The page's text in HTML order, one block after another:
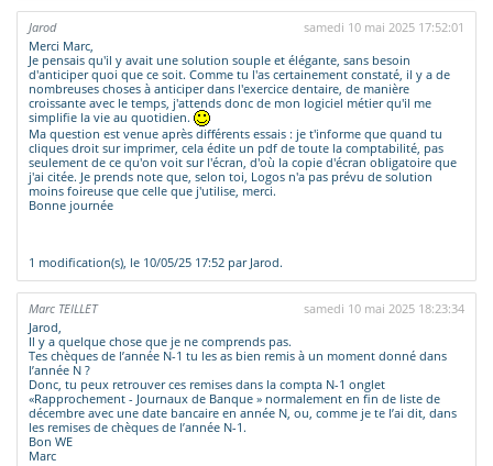
Jarod
samedi 10 mai 2025 17:52:01
Merci Marc,
Je pensais qu'il y avait une solution souple et élégante, sans besoin
d'anticiper quoi que ce soit. Comme tu l'as certainement constaté, il y a de
nombreuses choses à anticiper dans l'exercice dentaire, de manière
croissante avec le temps, j'attends donc de mon logiciel métier qu'il me
simplifie la vie au quotidien.
Ma question est venue après différents essais : je t'informe que quand tu
cliques droit sur imprimer, cela édite un pdf de toute la comptabilité, pas
seulement de ce qu'on voit sur l'écran, d'où la copie d'écran obligatoire que
j'ai citée. Je prends note que, selon toi, Logos n'a pas prévu de solution
moins foireuse que celle que j'utilise, merci.
Bonne journée
1 modification(s), le 10/05/25 17:52 par Jarod.
Marc TEILLET
samedi 10 mai 2025 18:23:34
Jarod,
Il y a quelque chose que je ne comprends pas.
Tes chèques de l’année N-1 tu les as bien remis à un moment donné dans
l’année N ?
Donc, tu peux retrouver ces remises dans la compta N-1 onglet
«Rapprochement - Journaux de Banque » normalement en fin de liste de
décembre avec une date bancaire en année N, ou, comme je te l’ai dit, dans
les remises de chèques de l’année N-1.
Bon WE
Marc